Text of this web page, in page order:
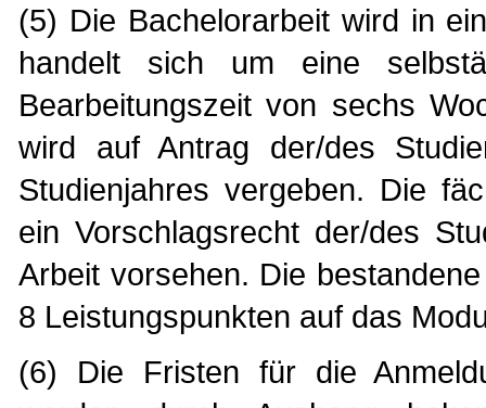
(5) Die Bachelorarbeit wird in
handelt sich um eine
Bearbeitungszeit von sechs
wird auf Antrag der/des
Studienjahres vergeben. Die
ein Vorschlagsrecht der/des
Arbeit vorsehen. Die
8 Leistungspunkten auf das
(6) Die Fristen für die